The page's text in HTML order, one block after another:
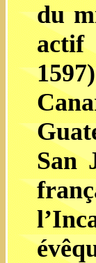
du
actif
San